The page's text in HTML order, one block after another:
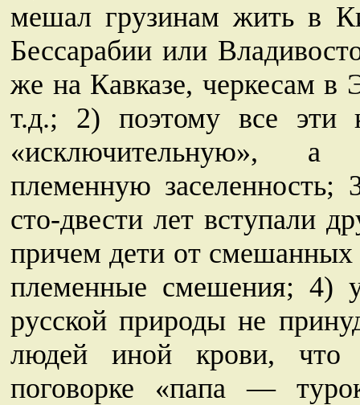
мешал грузинам жить в
Бессарабии или
же на Кавказе, черкесам в
т.д.; 2) поэтому все эти
«исключительную», а
племенную заселенность;
сто-двести лет вступали
причем дети от смешанных
племенные смешения; 4)
русской природы не
людей иной крови, что
поговорке «папа —